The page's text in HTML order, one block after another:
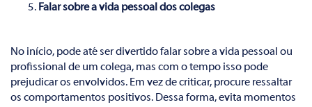
Falar sobre a vida pessoal dos colegas
No início, pode até ser divertido falar sobre a vida pessoal ou
profissional de um colega, mas com o tempo isso pode
prejudicar os envolvidos. Em vez de criticar, procure ressaltar
os comportamentos positivos. Dessa forma, evita momentos